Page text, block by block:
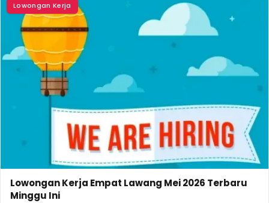
Lowongan Kerja
Lowongan Kerja Empat Lawang Mei 2026 Terbaru
Minggu Ini